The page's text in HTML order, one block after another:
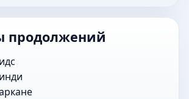
продолжений